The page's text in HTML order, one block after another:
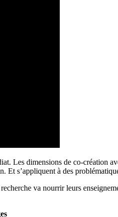
Les dimensions de co-création
Et s’appliquent à des
va nourrir leurs